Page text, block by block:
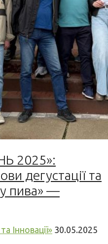
2025»:
дегустації та
пива» —
Інновації» 30.05.2025